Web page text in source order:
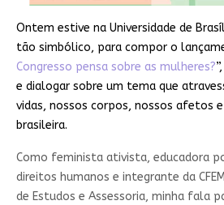
Ontem estive na Universidade de
tão simbólico, para compor o
Congresso pensa sobre as mulheres?
e dialogar sobre um tema que
vidas, nossos corpos, nossos afetos
brasileira.
Como feminista ativista, educadora
direitos humanos e integrante da
de Estudos e Assessoria, minha fala